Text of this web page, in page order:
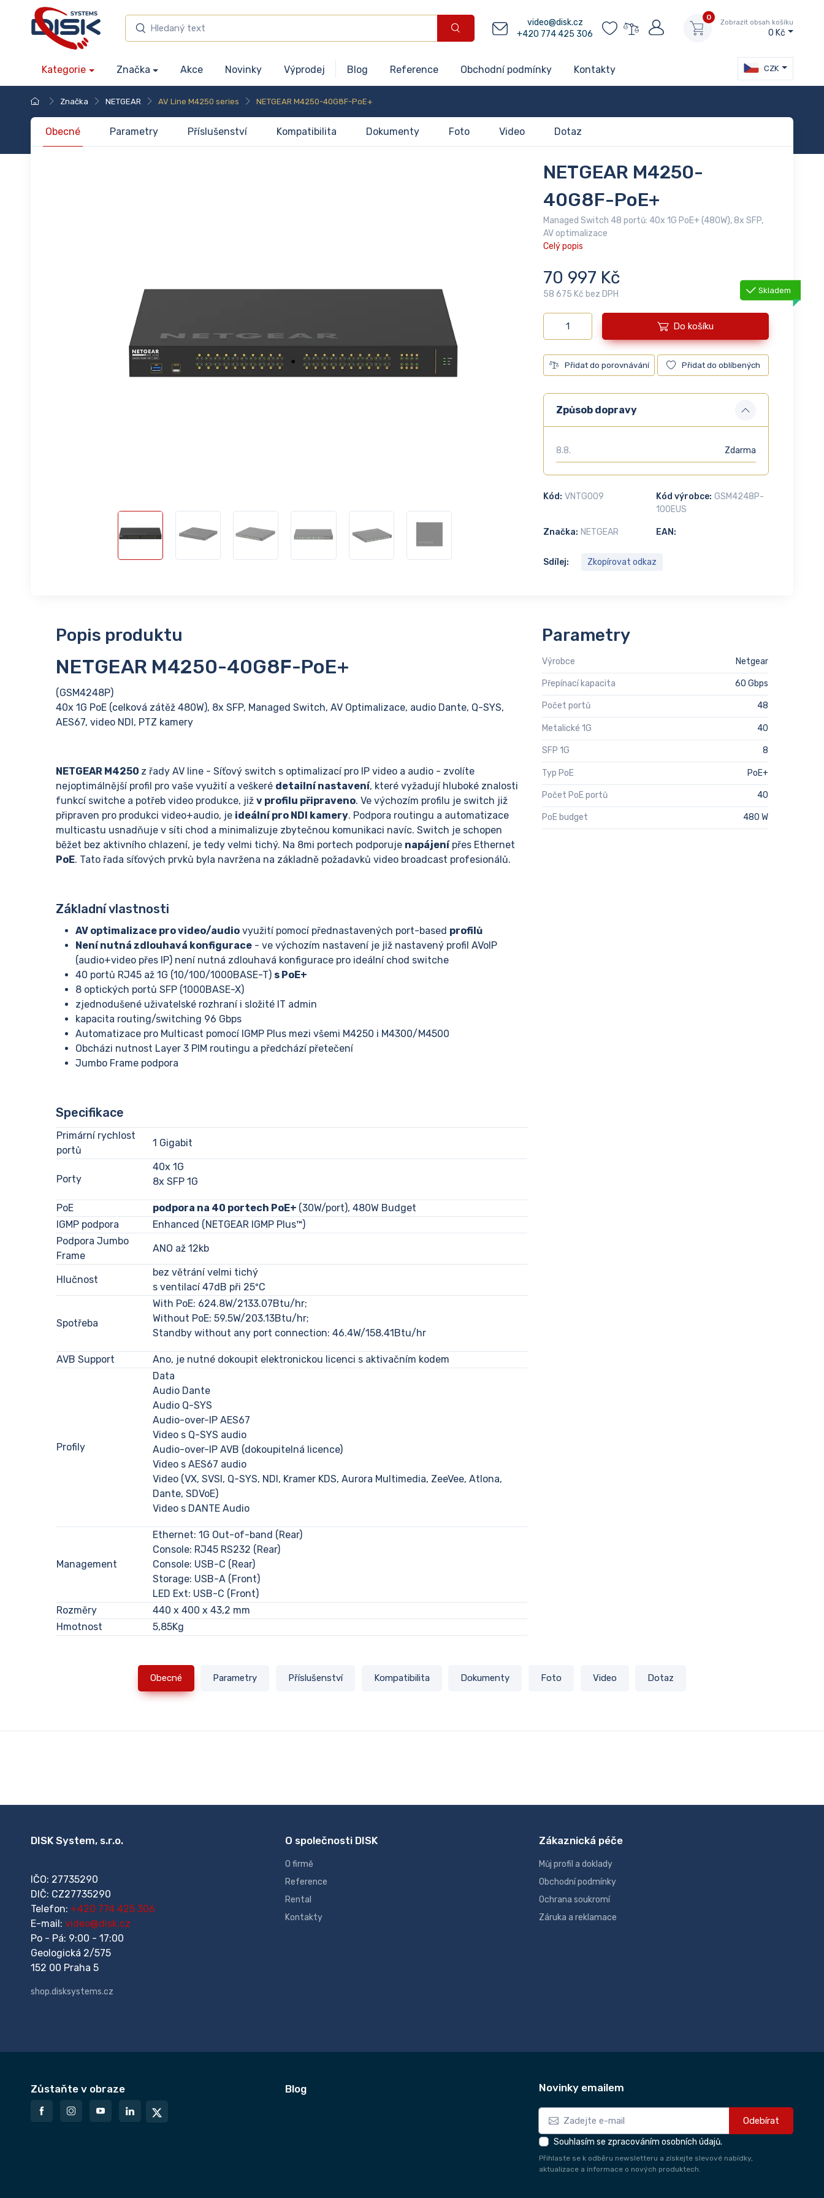
video@disk.cz
+420 774 425 306
0
Zobrazit obsah košíku
0 Kč
Kategorie Značka Akce Novinky Výprodej Blog Reference Obchodní podmínky Kontakty CZK
Značka NETGEAR AV Line M4250 series NETGEAR M4250-40G8F-PoE+
Obecné Parametry Příslušenství Kompatibilita Dokumenty Foto Video Dotaz
NETGEAR M4250-
40G8F-PoE+
Managed Switch 48 portů: 40x 1G PoE+ (480W), 8x SFP,
AV optimalizace
Celý popis
70 997 Kč
58 675 Kč bez DPH Skladem
Do košíku
Přidat do porovnávání Přidat do oblíbených
Způsob dopravy
8.8. Zdarma
Kód: VNTG009 Kód výrobce: GSM4248P-
100EUS
EAN:
Značka: NETGEAR
Sdílej: Zkopírovat odkaz
Popis produktu
NETGEAR M4250-40G8F-PoE+
(GSM4248P)
40x 1G PoE (celková zátěž 480W), 8x SFP, Managed Switch, AV Optimalizace, audio Dante, Q-SYS,
AES67, video NDI, PTZ kamery
NETGEAR M4250 z řady AV line - Síťový switch s optimalizací pro IP video a audio - zvolíte
nejoptimálnější profil pro vaše využití a veškeré detailní nastavení, které vyžadují hluboké znalosti
funkcí switche a potřeb video produkce, již v profilu připraveno. Ve výchozím profilu je switch již
připraven pro produkci video+audio, je ideální pro NDI kamery. Podpora routingu a automatizace
multicastu usnadňuje v síti chod a minimalizuje zbytečnou komunikaci navíc. Switch je schopen
běžet bez aktivního chlazení, je tedy velmi tichý. Na 8mi portech podporuje napájenípřes Ethernet
PoE. Tato řada síťových prvků byla navržena na základně požadavků video broadcast profesionálů.
Základní vlastnosti
AV optimalizace pro video/audio využití pomocí přednastavených port-based profilů
Není nutná zdlouhavá konfigurace - ve výchozím nastavení je již nastavený profil AVoIP
(audio+video přes IP) není nutná zdlouhavá konfigurace pro ideální chod switche
40 portů RJ45 až 1G (10/100/1000BASE-T) s PoE+
8 optických portů SFP (1000BASE-X)
zjednodušené uživatelské rozhraní i složité IT admin
kapacita routing/switching 96 Gbps
Automatizace pro Multicast pomocí IGMP Plus mezi všemi M4250 i M4300/M4500
Obcházi nutnost Layer 3 PIM routingu a předchází přetečení
Jumbo Frame podpora
Specifikace
Primární rychlost
portů
1 Gigabit
Porty
40x 1G
8x SFP 1G
PoE podpora na 40 portech PoE+ (30W/port), 480W Budget
IGMP podpora
Enhanced (NETGEAR IGMP Plus™)
Podpora Jumbo
Frame
ANO až 12kb
Hlučnost
bez větrání velmi tichý
s ventilací 47dB při 25ºC
Spotřeba
With PoE: 624.8W/2133.07Btu/hr;
Without PoE: 59.5W/203.13Btu/hr;
Standby without any port connection: 46.4W/158.41Btu/hr
AVB Support Ano, je nutné dokoupit elektronickou licenci s aktivačním kodem
Profily
Data
Audio Dante
Audio Q-SYS
Audio-over-IP AES67
Video s Q-SYS audio
Audio-over-IP AVB (dokoupitelná licence)
Video s AES67 audio
Video (VX, SVSI, Q-SYS, NDI, Kramer KDS, Aurora Multimedia, ZeeVee, Atlona,
Dante, SDVoE)
Video s DANTE Audio
Management
Ethernet: 1G Out-of-band (Rear)
Console: RJ45 RS232 (Rear)
Console: USB-C (Rear)
Storage: USB-A (Front)
LED Ext: USB-C (Front)
Rozměry
440 x 400 x 43,2 mm
Hmotnost
5,85Kg
Parametry
Výrobce Netgear
Přepínací kapacita 60 Gbps
Počet portů 48
Metalické 1G 40
SFP 1G 8
Typ PoE PoE+
Počet PoE portů 40
PoE budget 480 W
Obecné Parametry Příslušenství Kompatibilita Dokumenty Foto Video Dotaz
DISK System, s.r.o.
IČO: 27735290
DIČ: CZ27735290
Telefon: +420 774 425 306
E-mail: video@disk.cz
Po - Pá: 9:00 - 17:00
Geologická 2/575
152 00 Praha 5
shop.disksystems.cz
O společnosti DISK
O firmě
Reference
Rental
Kontakty
Zákaznická péče
Můj profil a doklady
Obchodní podmínky
Ochrana soukromí
Záruka a reklamace
Zůstaňte v obraze Blog Novinky emailem
Odebírat
Souhlasím se zpracováním osobních údajů.
Přihlaste se k odběru newsletteru a získejte slevové nabídky,
aktualizace a informace o nových produktech.